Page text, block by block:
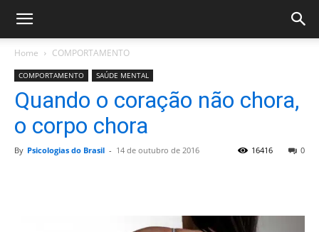
Home COMPORTAMENTO
COMPORTAMENTO SAÚDE MENTAL
Quando o coração não chora,
o corpo chora
By Psicologias do Brasil - 14 de outubro de 2016 0
16416